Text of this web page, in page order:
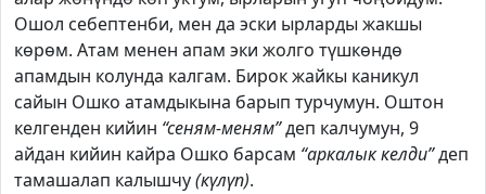
Ошол себептенби, мен да эски ырларды жакшы
көрөм. Атам менен апам эки жолго түшкөндө
апамдын колунда калгам. Бирок жайкы каникул
сайын Ошко атамдыкына барып турчумун. Оштон
келгенден кийин “сеням-меням”деп калчумун, 9
айдан кийин кайра Ошко барсам “аркалык келди”деп
тамашалап калышчу(күлүп).